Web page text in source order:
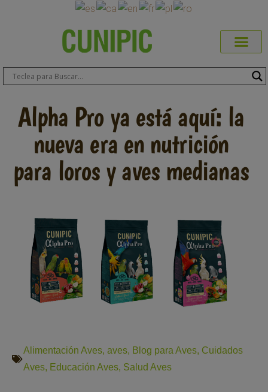
Alpha Pro ya está aquí: la
nueva era en nutrición
para loros y aves medianas
Alimentación Aves, aves, Blog para Aves, Cuidados
Aves, Educación Aves, Salud Aves